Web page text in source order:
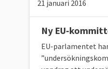
2023 . Inte
gemensamt.
TABELL 3.
21 januari 2016
Ny EU-
EU-parlamentet